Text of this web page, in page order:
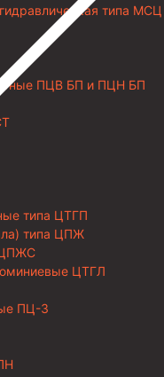
типа МСЦ
ПЦВ БП и ПЦН БП
типа ЦТГП
типа ЦПЖ
ЦПЖС
ЦТГЛ
ПЦ-3